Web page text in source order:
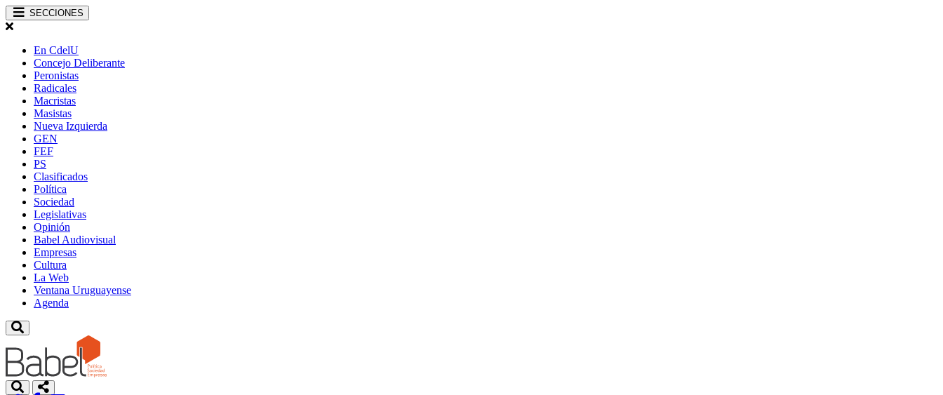
SECCIONES
En CdelU
Concejo Deliberante
Peronistas
Radicales
Macristas
Masistas
Nueva Izquierda
GEN
FEF
PS
Clasificados
Política
Sociedad
Legislativas
Opinión
Babel Audiovisual
Empresas
Cultura
La Web
Ventana Uruguayense
Agenda